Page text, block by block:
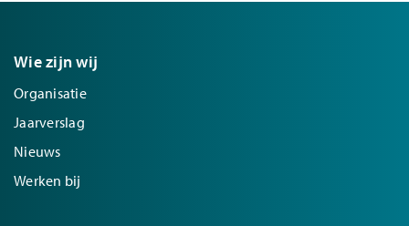
Wie zijn wij
Organisatie
Jaarverslag
Nieuws
Werken bij